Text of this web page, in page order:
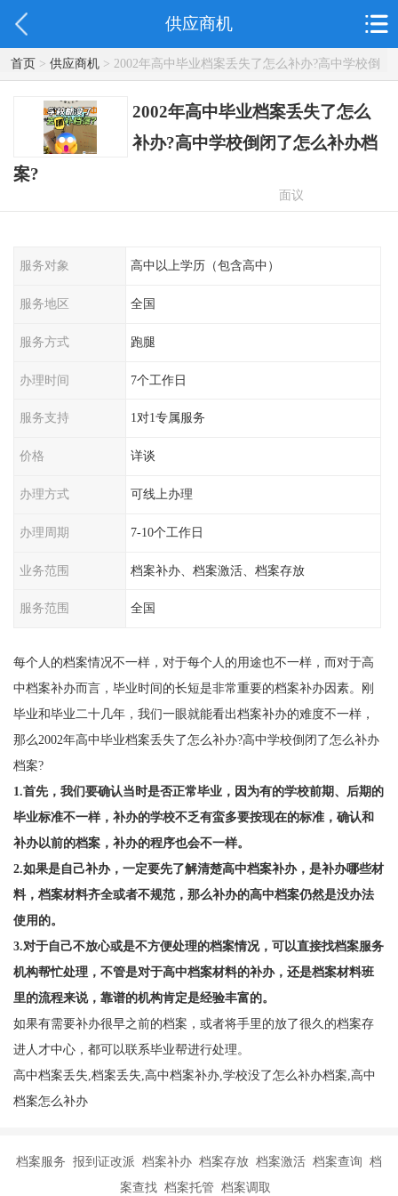
供应商机
首页> 供应商机> 2002年高中毕业档案丢失了怎么补办?高中学校倒
闭了怎么补办档案?
2002年高中毕业档案丢失了怎么
补办?高中学校倒闭了怎么补办档
案?
面议
服务对象 高中以上学历（包含高中）
服务地区 全国
服务方式 跑腿
办理时间 7个工作日
服务支持 1对1专属服务
价格 详谈
办理方式 可线上办理
办理周期 7-10个工作日
业务范围 档案补办、档案激活、档案存放
服务范围 全国
每个人的档案情况不一样，对于每个人的用途也不一样，而对于高
中档案补办而言，毕业时间的长短是非常重要的档案补办因素。刚
毕业和毕业二十几年，我们一眼就能看出档案补办的难度不一样，
那么2002年高中毕业档案丢失了怎么补办?高中学校倒闭了怎么补办
档案?
1.首先，我们要确认当时是否正常毕业，因为有的学校前期、后期的
毕业标准不一样，补办的学校不乏有蛮多要按现在的标准，确认和
补办以前的档案，补办的程序也会不一样。
2.如果是自己补办，一定要先了解清楚高中档案补办，是补办哪些材
料，档案材料齐全或者不规范，那么补办的高中档案仍然是没办法
使用的。
3.对于自己不放心或是不方便处理的档案情况，可以直接找档案服务
机构帮忙处理，不管是对于高中档案材料的补办，还是档案材料班
里的流程来说，靠谱的机构肯定是经验丰富的。
如果有需要补办很早之前的档案，或者将手里的放了很久的档案存
进人才中心，都可以联系毕业帮进行处理。
高中档案丢失,档案丢失,高中档案补办,学校没了怎么补办档案,高中
档案怎么补办
档案服务 报到证改派 档案补办 档案存放 档案激活 档案查询 档
案查找 档案托管 档案调取